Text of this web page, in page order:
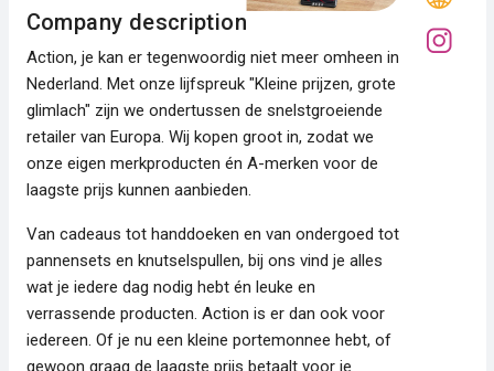
Company description
Action, je kan er tegenwoordig niet meer omheen in
Nederland. Met onze lijfspreuk "Kleine prijzen, grote
glimlach" zijn we ondertussen de snelstgroeiende
retailer van Europa. Wij kopen groot in, zodat we
onze eigen merkproducten én A-merken voor de
laagste prijs kunnen aanbieden.
Van cadeaus tot handdoeken en van ondergoed tot
pannensets en knutselspullen, bij ons vind je alles
wat je iedere dag nodig hebt én leuke en
verrassende producten. Action is er dan ook voor
iedereen. Of je nu een kleine portemonnee hebt, of
gewoon graag de laagste prijs betaalt voor je